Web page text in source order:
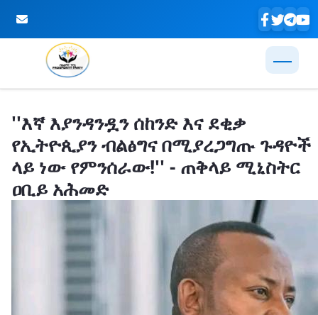
''እኛ እያንዳንዷን ሰከንድ እና ደቂቃ
የኢትዮጲያን ብልፅግና በሚያረጋግጡ ጉዳዮች
ላይ ነው የምንሰራው!'' - ጠቅላይ ሚኒስትር
ዐቢይ አሕመድ